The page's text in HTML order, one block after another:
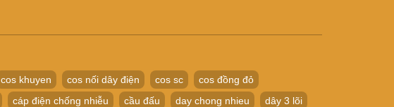
cos khuyen cos nối dây điện cos sc
cos đồng đỏ
cáp điện chống nhiễu cầu đấu day chong nhieu
dây 3 lõi